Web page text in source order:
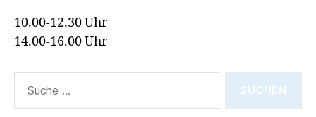
10.00-12.30 Uhr
14.00-16.00 Uhr
nach: